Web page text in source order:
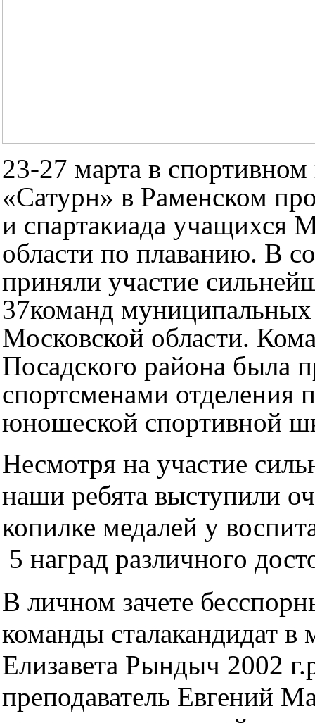
23-27 марта в спортивном
«Сатурн» в Раменском
и спартакиада учащихся
области по плаванию. В
приняли участие
37команд муниципальных
Московской области.
Посадского района была
спортсменами отделения
юношеской спортивной
Несмотря на участие
наши ребята выступили
копилке медалей у
5 наград различного
В личном зачете
команды сталакандидат в
Елизавета Рындыч 2002
преподаватель Евгений